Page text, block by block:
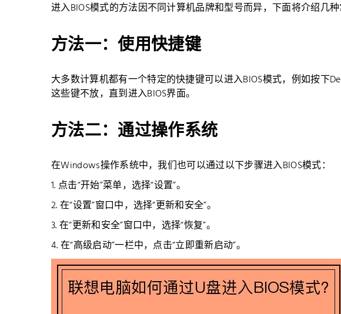
进入BIOS模式的方法因不同计算机品牌和型号而异，下面将介绍几种
方法一：使用快捷键
大多数计算机都有一个特定的快捷键可以进入BIOS模式，例如按下
这些键不放，直到进入BIOS界面。
方法二：通过操作系统
在Windows操作系统中，我们也可以通过以下步骤进入BIOS模式：
1. 点击“开始”菜单，选择“设置”。
2. 在“设置”窗口中，选择“更新和安全”。
3. 在“更新和安全”窗口中，选择“恢复”。
4. 在“高级启动”一栏中，点击“立即重新启动”。